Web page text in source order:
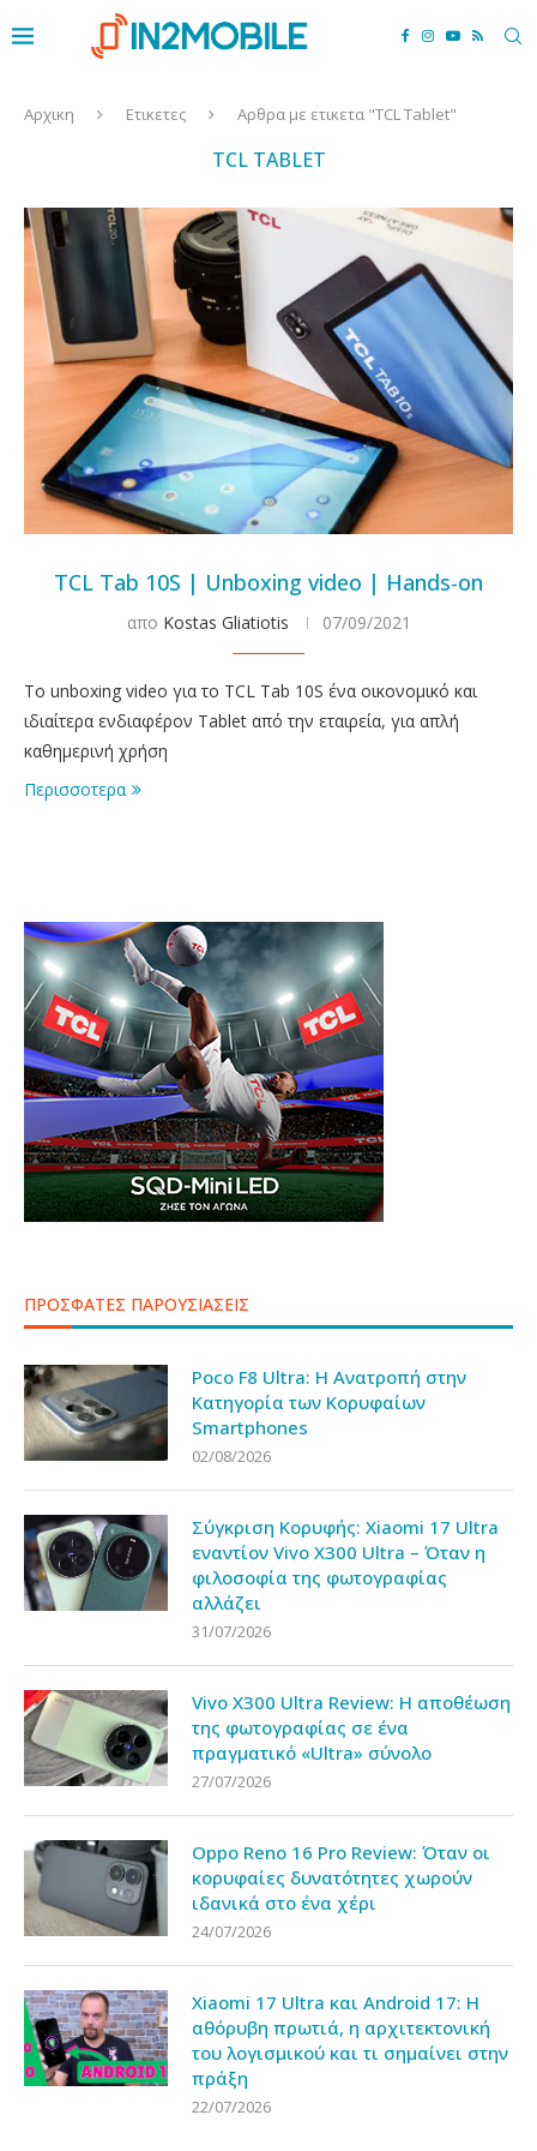
Αρχικη Ετικετες Αρθρα με ετικετα "TCL Tablet"
TCL TABLET
TCL Tab 10S | Unboxing video | Hands-on
απο Kostas Gliatiotis 07/09/2021
Το unboxing video για το TCL Tab 10S ένα οικονομικό και
ιδιαίτερα ενδιαφέρον Tablet από την εταιρεία, για απλή
καθημερινή χρήση
Περισσοτερα
ΠΡΟΣΦΑΤΕΣ ΠΑΡΟΥΣΙΑΣΕΙΣ
Poco F8 Ultra: Η Ανατροπή στην
Κατηγορία των Κορυφαίων
Smartphones
02/08/2026
Σύγκριση Κορυφής: Xiaomi 17 Ultra
εναντίον Vivo X300 Ultra – Όταν η
φιλοσοφία της φωτογραφίας
αλλάζει
31/07/2026
Vivo X300 Ultra Review: Η αποθέωση
της φωτογραφίας σε ένα
πραγματικό «Ultra» σύνολο
27/07/2026
Oppo Reno 16 Pro Review: Όταν οι
κορυφαίες δυνατότητες χωρούν
ιδανικά στο ένα χέρι
24/07/2026
Xiaomi 17 Ultra και Android 17: Η
αθόρυβη πρωτιά, η αρχιτεκτονική
του λογισμικού και τι σημαίνει στην
πράξη
22/07/2026